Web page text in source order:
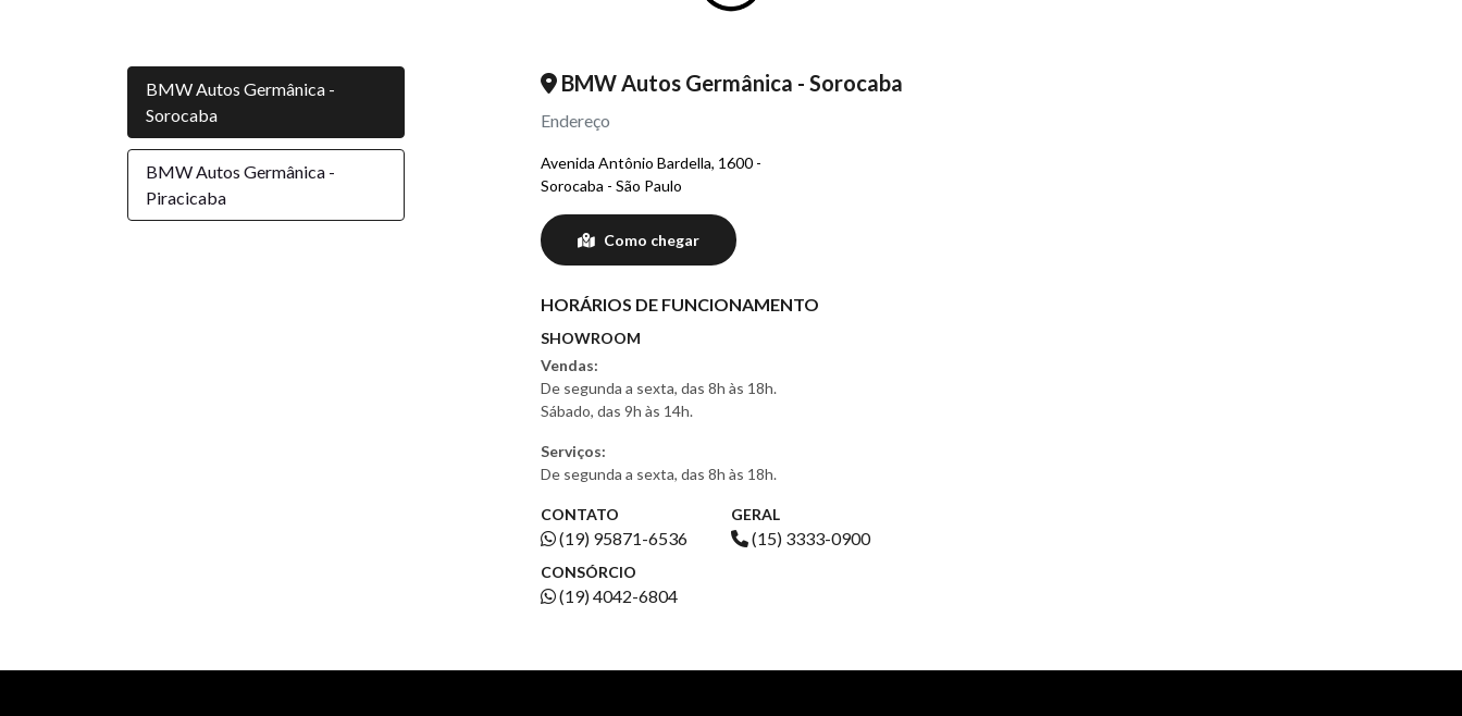
BMW Autos Germânica -
Sorocaba
BMW Autos Germânica -
Piracicaba
BMW Autos Germânica - Sorocaba
Endereço
Avenida Antônio Bardella, 1600 -
Sorocaba - São Paulo
Como chegar
HORÁRIOS DE FUNCIONAMENTO
SHOWROOM
Vendas:
De segunda a sexta, das 8h às 18h.
Sábado, das 9h às 14h.
Serviços:
De segunda a sexta, das 8h às 18h.
CONTATO
(19) 95871-6536
GERAL
(15) 3333-0900
CONSÓRCIO
(19) 4042-6804